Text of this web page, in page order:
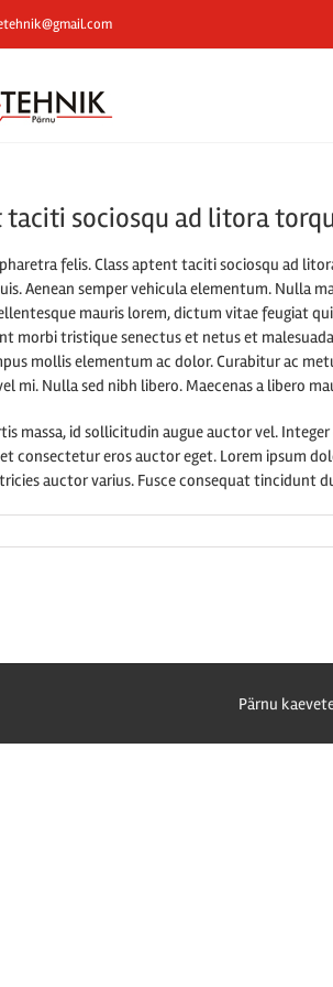
taciti sociosqu ad litora
felis. Class aptent taciti sociosqu ad
Aenean semper vehicula elementum. Nulla
mauris lorem, dictum vitae feugiat
morbi tristique senectus et netus et
mollis elementum ac dolor. Curabitur ac
mi. Nulla sed nibh libero. Maecenas a libero
massa, id sollicitudin augue auctor vel.
consectetur eros auctor eget. Lorem ipsum
auctor varius. Fusce consequat tincidunt
Pärnu